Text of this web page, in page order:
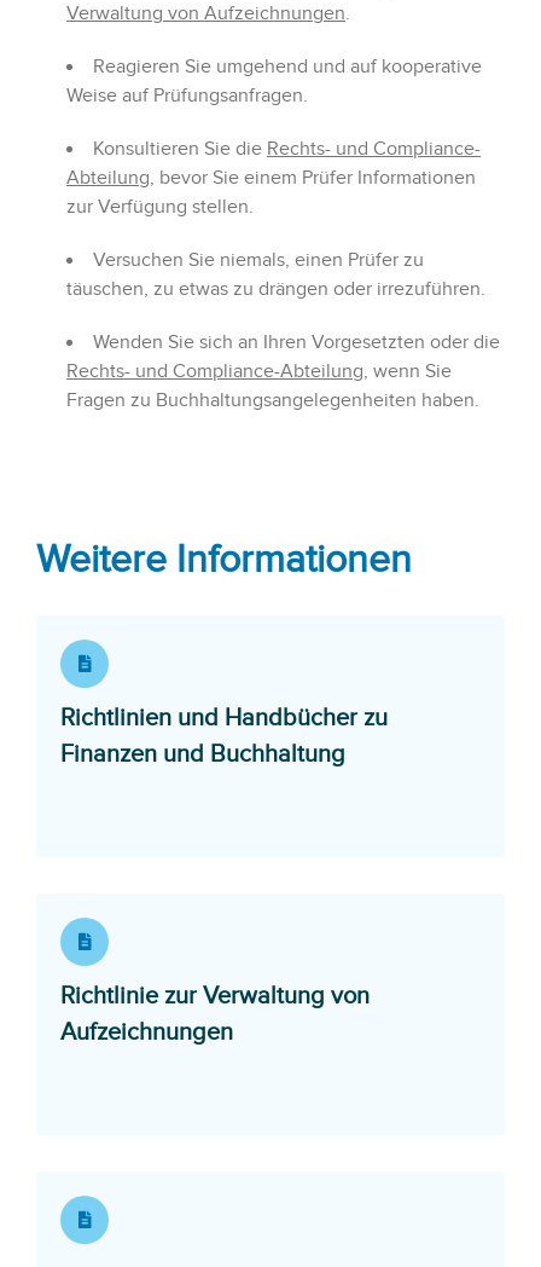
Verwaltung von Aufzeichnungen.
Reagieren Sie umgehend und auf kooperative
Weise auf Prüfungsanfragen.
Konsultieren Sie die Rechts- und Compliance-
Abteilung, bevor Sie einem Prüfer Informationen
zur Verfügung stellen.
Versuchen Sie niemals, einen Prüfer zu
täuschen, zu etwas zu drängen oder irrezuführen.
Wenden Sie sich an Ihren Vorgesetzten oder die
Rechts- und Compliance-Abteilung, wenn Sie
Fragen zu Buchhaltungsangelegenheiten haben.
Weitere Informationen
Richtlinien und Handbücher zu
Finanzen und Buchhaltung
Richtlinie zur Verwaltung von
AufzeichnungenOpens in a new window